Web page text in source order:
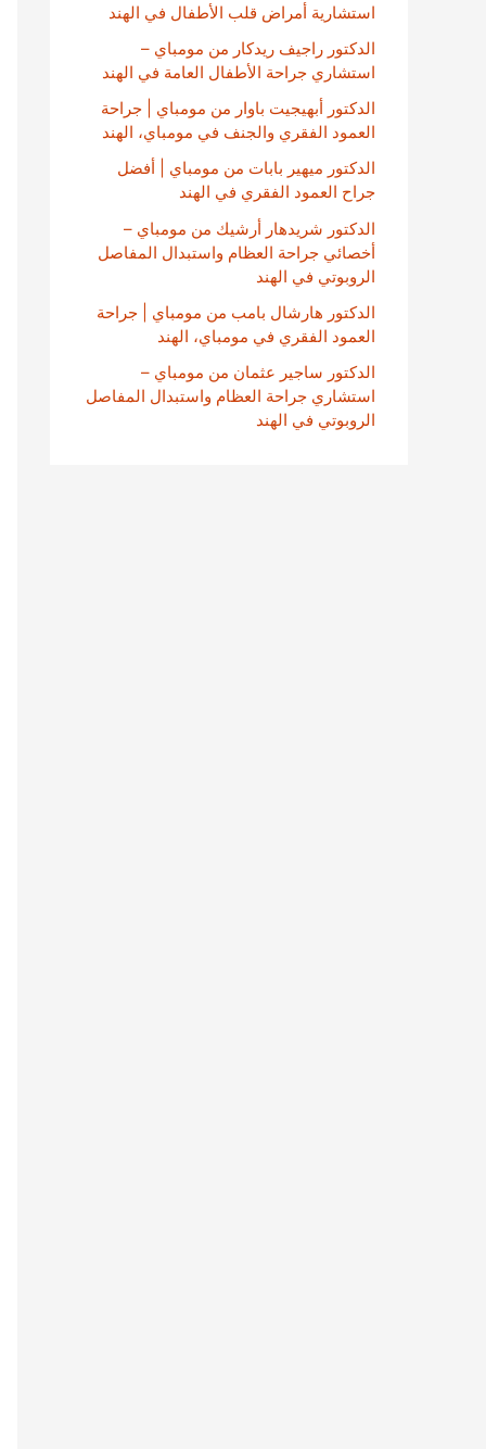
استشارية أمراض قلب الأطفال في الهند
الدكتور راجيف ريدكار من مومباي –
استشاري جراحة الأطفال العامة في الهند
الدكتور أبهيجيت باوار من مومباي | جراحة
العمود الفقري والجنف في مومباي، الهند
الدكتور ميهير بابات من مومباي | أفضل
جراح العمود الفقري في الهند
الدكتور شريدهار أرشيك من مومباي –
أخصائي جراحة العظام واستبدال المفاصل
الروبوتي في الهند
الدكتور هارشال بامب من مومباي | جراحة
العمود الفقري في مومباي، الهند
الدكتور ساجير عثمان من مومباي –
استشاري جراحة العظام واستبدال المفاصل
الروبوتي في الهند